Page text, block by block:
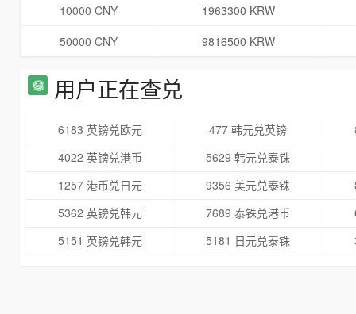
10000 CNY
1963300 KRW
50000 CNY
9816500 KRW
用户正在查兑
6183 英镑兑欧元 477 韩元兑英镑
4022 英镑兑港币
5629 韩元兑泰铢
1257 港币兑日元
9356 美元兑泰铢
5362 英镑兑韩元
7689 泰铢兑港币
5151 英镑兑韩元
5181 日元兑泰铢